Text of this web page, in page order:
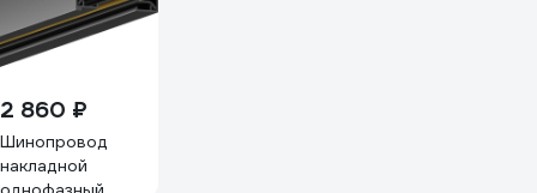
2 860 ₽
Шинопровод
накладной